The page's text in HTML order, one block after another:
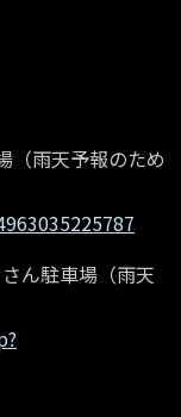
（雨天予報のため
ん駐車場（雨天